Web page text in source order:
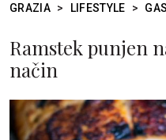
GRAZIA > LIFESTYLE >
Ramstek punjen
način